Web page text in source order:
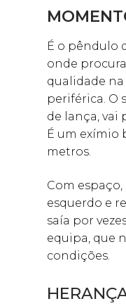
É o pêndulo
onde
qualidade na
periférica. O
de lança, vai
É um exímio
metros.
Com
esquerdo e
saía por
equipa, que
condições.